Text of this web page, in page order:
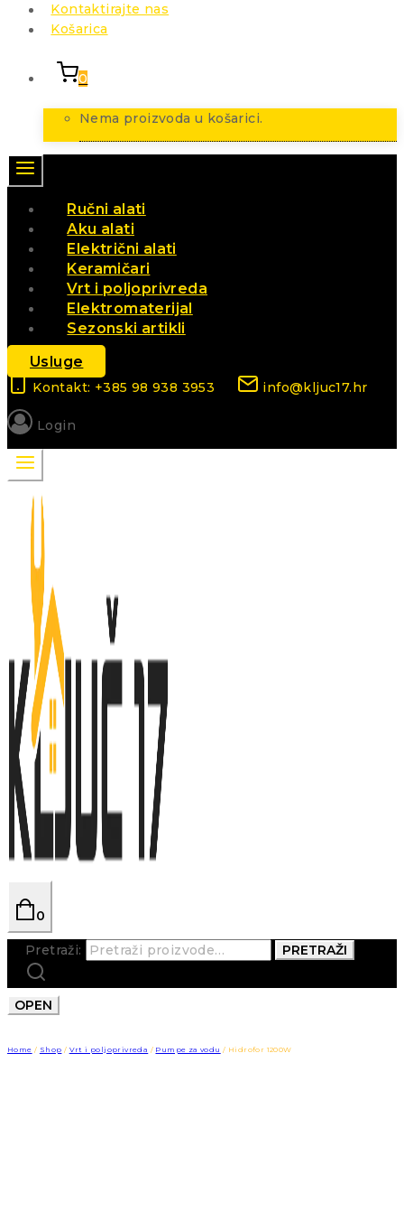
Kontaktirajte nas
Košarica
0
Nema proizvoda u košarici.
Ručni alati
Aku alati
Električni alati
Keramičari
Vrt i poljoprivreda
Elektromaterijal
Sezonski artikli
Usluge
Kontakt: +385 98 938 3953 info@kljuc17.hr
Login
0
Pretraži: PRETRAŽI
OPEN
Home / Shop / Vrt i poljoprivreda / Pumpe za vodu / Hidrofor 1200W